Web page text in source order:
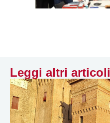
Leggi altri articoli